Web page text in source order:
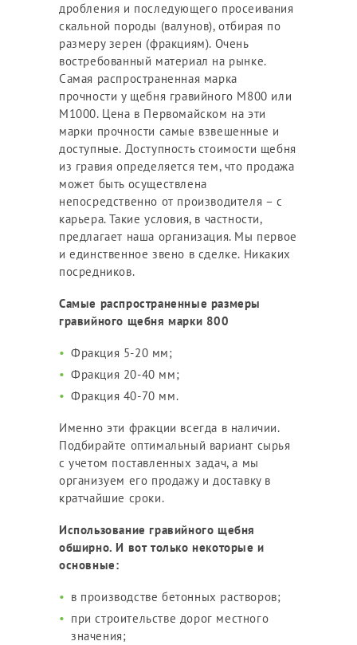
дробления и последующего просеивания
скальной породы (валунов), отбирая по
размеру зерен (фракциям). Очень
востребованный материал на рынке.
Самая распространенная марка
прочности у щебня гравийного М800 или
М1000. Цена в Первомайском на эти
марки прочности самые взвешенные и
доступные. Доступность стоимости щебня
из гравия определяется тем, что продажа
может быть осуществлена
непосредственно от производителя – с
карьера. Такие условия, в частности,
предлагает наша организация. Мы первое
и единственное звено в сделке. Никаких
посредников.
Самые распространенные размеры
гравийного щебня марки 800
Фракция 5-20 мм;
Фракция 20-40 мм;
Фракция 40-70 мм.
Именно эти фракции всегда в наличии.
Подбирайте оптимальный вариант сырья
с учетом поставленных задач, а мы
организуем его продажу и доставку в
кратчайшие сроки.
Использование гравийного щебня
обширно. И вот только некоторые и
основные:
в производстве бетонных растворов;
при строительстве дорог местного
значения;